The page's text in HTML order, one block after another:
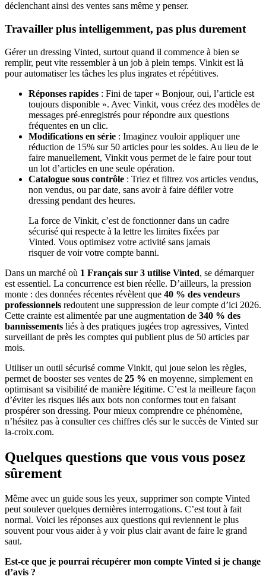
déclenchant ainsi des ventes sans même y penser.
Travailler plus intelligemment, pas plus durement
Gérer un dressing Vinted, surtout quand il commence à bien se
remplir, peut vite ressembler à un job à plein temps. Vinkit est là
pour automatiser les tâches les plus ingrates et répétitives.
Réponses rapides : Fini de taper « Bonjour, oui, l’article est
toujours disponible ». Avec Vinkit, vous créez des modèles de
messages pré-enregistrés pour répondre aux questions
fréquentes en un clic.
Modifications en série : Imaginez vouloir appliquer une
réduction de 15% sur 50 articles pour les soldes. Au lieu de le
faire manuellement, Vinkit vous permet de le faire pour tout
un lot d’articles en une seule opération.
Catalogue sous contrôle : Triez et filtrez vos articles vendus,
non vendus, ou par date, sans avoir à faire défiler votre
dressing pendant des heures.
La force de Vinkit, c’est de fonctionner dans un cadre
sécurisé qui respecte à la lettre les limites fixées par
Vinted. Vous optimisez votre activité sans jamais
risquer de voir votre compte banni.
Dans un marché où 1 Français sur 3 utilise Vinted, se démarquer
est essentiel. La concurrence est bien réelle. D’ailleurs, la pression
monte : des données récentes révèlent que 40 % des vendeurs
professionnels redoutent une suppression de leur compte d’ici 2026.
Cette crainte est alimentée par une augmentation de 340 % des
bannissements liés à des pratiques jugées trop agressives, Vinted
surveillant de près les comptes qui publient plus de 50 articles par
mois.
Utiliser un outil sécurisé comme Vinkit, qui joue selon les règles,
permet de booster ses ventes de 25 % en moyenne, simplement en
optimisant sa visibilité de manière légitime. C’est la meilleure façon
d’éviter les risques liés aux bots non conformes tout en faisant
prospérer son dressing. Pour mieux comprendre ce phénomène,
n’hésitez pas à consulter ces chiffres clés sur le succès de Vinted sur
la-croix.com.
Quelques questions que vous vous posez
sûrement
Même avec un guide sous les yeux, supprimer son compte Vinted
peut soulever quelques dernières interrogations. C’est tout à fait
normal. Voici les réponses aux questions qui reviennent le plus
souvent pour vous aider à y voir plus clair avant de faire le grand
saut.
Est-ce que je pourrai récupérer mon compte Vinted si je change
d’avis ?